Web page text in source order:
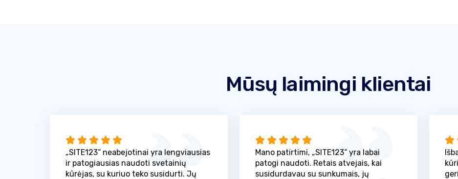
Mūsų laimingi klientai
„SITE123“ neabejotinai yra lengviausias
ir patogiausias naudoti svetainių
kūrėjas, su kuriuo teko susidurti. Jų
Mano patirtimi, „SITE123“ yra labai
patogi naudoti. Retais atvejais, kai
susidurdavau su sunkumais, jų